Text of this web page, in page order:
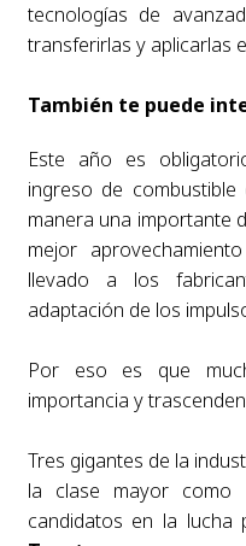
tecnologías de
transferirlas y aplicarlas
También te puede
Este año es
ingreso de
manera una importante
mejor
llevado a los
adaptación de los
Por eso es que
importancia y
Tres gigantes de la
la clase mayor como
candidatos en la lucha